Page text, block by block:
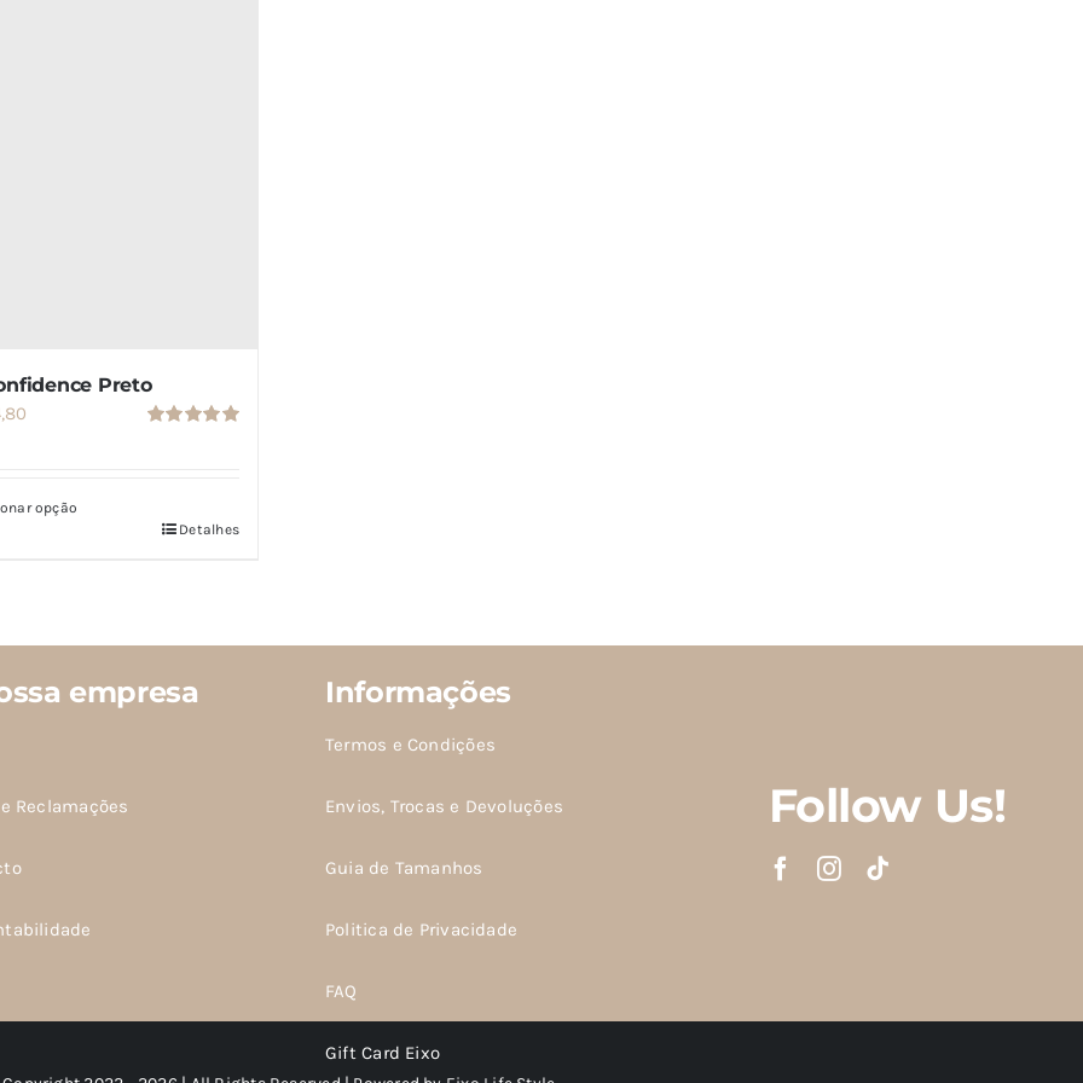
Preto
opção
Detalhes
empresa
Reclamações
Informações
Termos e Condições
Envios, Trocas e Devoluções
Guia de Tamanhos
Politica de Privacidade
FAQ
Gift Card Eixo
Follow Us!